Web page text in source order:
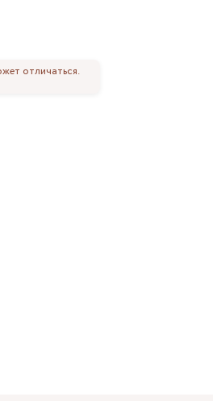
отличаться.